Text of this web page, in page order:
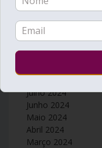
Fevereiro 2025
Janeiro 2025
Dezembro 2024
Novembro 2024
Julho 2024
Junho 2024
Maio 2024
Abril 2024
Março 2024